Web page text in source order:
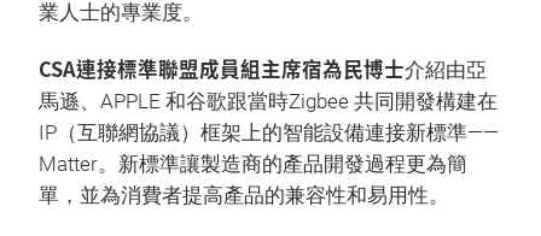
業人士的專業度。
CSA連接標準聯盟成員組主席宿為民博士介紹由亞
馬遜、APPLE 和谷歌跟當時Zigbee 共同開發構建在
IP（互聯網協議）框架上的智能設備連接新標準——
Matter。新標準讓製造商的產品開發過程更為簡
單，並為消費者提高產品的兼容性和易用性。